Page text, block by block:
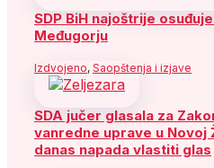
SDP BiH najoštrije
Međugorju
Izdvojeno, Saopštenja i izjave
SDA jučer glasala za
vanredne uprave u Novoj
danas napada vlastiti glas